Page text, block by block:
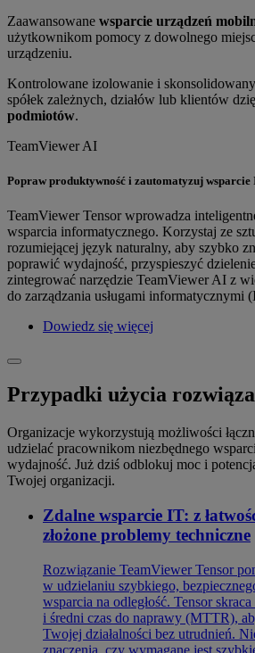
Zaawansowane wsparcie urządzeń
użytkownikom pomocy z dowolnego
urządzeniu.
Kontrolowane izolowanie i
spółek zależnych, działów lub klientów
podmiotów.
TeamViewer AI
Popraw produktywność i zautomatyzuj wsparcie
TeamViewer Tensor wprowadza
wsparcia informatycznego. Korzystaj ze
rozumiejącej język naturalny, aby szybko
poprawić wydajność, przyspieszyć
zintegrować narzędzie TeamViewer AI z
do zarządzania usługami informatycznymi
Dowiedz się więcej
Przypadki użycia
Organizacje wykorzystują możliwości
udzielać pracownikom niezbędnego
wydajność. Już dziś odblokuj moc i
Twojej organizacji.
Zdalne wsparcie IT: z
złożone problemy techniczne
Rozwiązanie TeamViewer Tensor
w udzielaniu szybkiego,
wsparcia na odległość. Tensor
i średni czas do naprawy (MTTR),
Twojej działalności bez utrudnień.
znaczenia, czy wymagane jest